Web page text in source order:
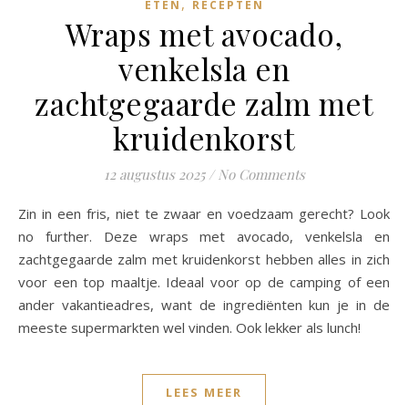
ETEN , RECEPTEN
Wraps met avocado,
venkelsla en
zachtgegaarde zalm met
kruidenkorst
12 augustus 2025 / No Comments
Zin in een fris, niet te zwaar en voedzaam gerecht? Look
no further. Deze wraps met avocado, venkelsla en
zachtgegaarde zalm met kruidenkorst hebben alles in zich
voor een top maaltje. Ideaal voor op de camping of een
ander vakantieadres, want de ingrediënten kun je in de
meeste supermarkten wel vinden. Ook lekker als lunch!
LEES MEER